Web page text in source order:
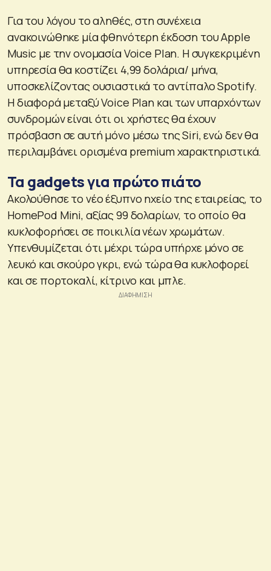
Για του λόγου το αληθές, στη συνέχεια
ανακοινώθηκε μία φθηνότερη έκδοση του Apple
Music με την ονομασία Voice Plan. Η συγκεκριμένη
υπηρεσία θα κοστίζει 4,99 δολάρια/ μήνα,
υποσκελίζοντας ουσιαστικά το αντίπαλο Spotify.
Η διαφορά μεταξύ Voice Plan και των υπαρχόντων
συνδρομών είναι ότι οι χρήστες θα έχουν
πρόσβαση σε αυτή μόνο μέσω της Siri, ενώ δεν θα
περιλαμβάνει ορισμένα premium χαρακτηριστικά.
Τα gadgets για πρώτο πιάτο
Ακολούθησε το νέο έξυπνο ηχείο της εταιρείας, το
HomePod Mini, αξίας 99 δολαρίων, το οποίο θα
κυκλοφορήσει σε ποικιλία νέων χρωμάτων.
Υπενθυμίζεται ότι μέχρι τώρα υπήρχε μόνο σε
λευκό και σκούρο γκρι, ενώ τώρα θα κυκλοφορεί
και σε πορτοκαλί, κίτρινο και μπλε.